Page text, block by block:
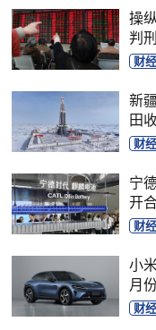
操
判刑
财经
新
田
财经
宁
开
财经
小
月
财经